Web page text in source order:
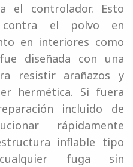
el controlador. Esto
contra el polvo en
en interiores como
diseñada con una
resistir arañazos y
hermética. Si fuera
incluido de
rápidamente
inflable tipo
fuga sin